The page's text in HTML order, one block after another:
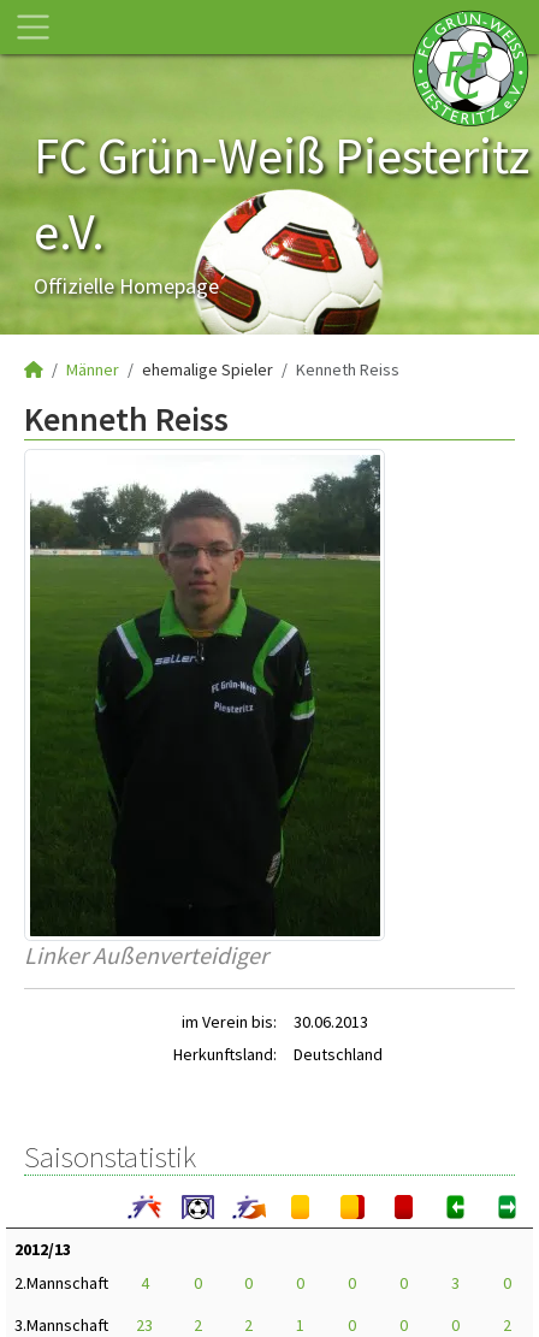
FC Grün-Weiß Piesteritz
e.V.
Offizielle Homepage
Männer ehemalige Spieler Kenneth Reiss
Kenneth Reiss
Linker Außenverteidiger
im Verein bis:
30.06.2013
Herkunftsland:
Deutschland
Saisonstatistik
2012/13
2.Mannschaft
4 0 0 0 0 0 3
0
3.Mannschaft
23 2 2 1 0 0 0
2